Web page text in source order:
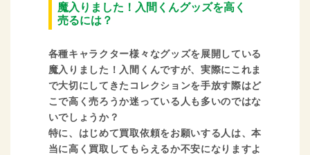
魔入りました！入間くんグッズを高く
売るには？
各種キャラクター様々なグッズを展開している
魔入りました！入間くんですが、実際にこれま
で大切にしてきたコレクションを手放す際はど
こで高く売ろうか迷っている人も多いのではな
いでしょうか？
特に、はじめて買取依頼をお願いする人は、本
当に高く買取してもらえるか不安になりますよ